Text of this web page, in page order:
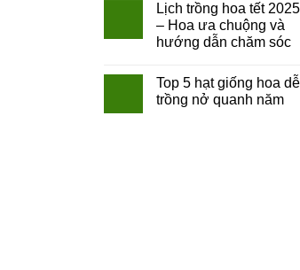
Lịch trồng hoa tết 2025
– Hoa ưa chuộng và
hướng dẫn chăm sóc
Top 5 hạt giống hoa dễ
trồng nở quanh năm